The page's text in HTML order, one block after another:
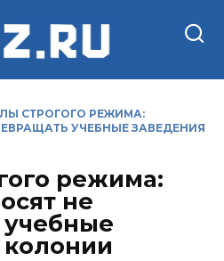
СТРОГОГО РЕЖИМА:
УЧЕБНЫЕ ЗАВЕДЕНИЯ
режима:
не